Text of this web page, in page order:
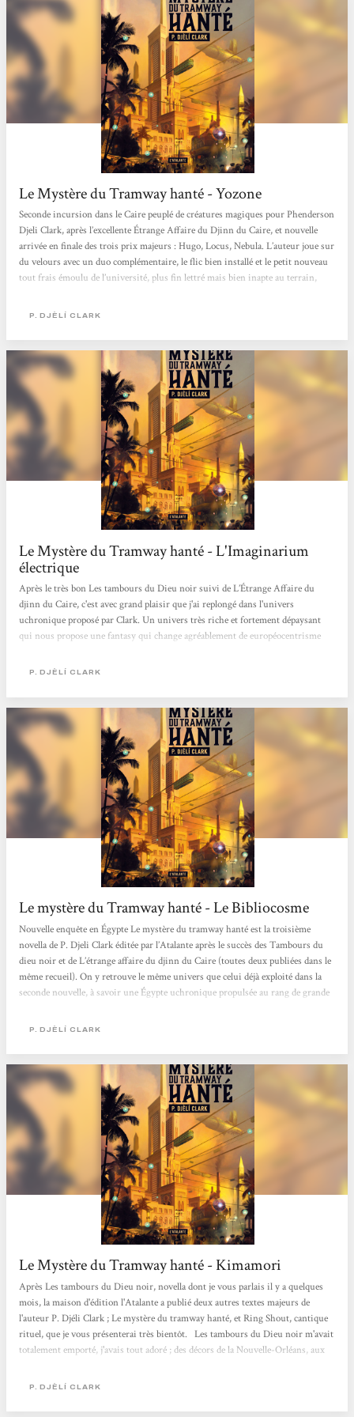
Le Mystère du Tramway hanté - Yozone
Seconde incursion dans le Caire peuplé de créatures magiques pour Phenderson
Djeli Clark, après l’excellente Étrange Affaire du Djinn du Caire, et nouvelle
arrivée en finale des trois prix majeurs : Hugo, Locus, Nebula. L’auteur joue sur
du velours avec un duo complémentaire, le flic bien installé et le petit nouveau
tout frais émoulu de l’université, plus fin lettré mais bien inapte au terrain,
d’Hamed tient dans le coût, exorbitant pour leur service, d’un exorciste,...
P. DJÈLÍ CLARK
Le Mystère du Tramway hanté - L'Imaginarium
électrique
Après le très bon Les tambours du Dieu noir suivi de L’Étrange Affaire du
djinn du Caire, c'est avec grand plaisir que j'ai replongé dans l'univers
uchronique proposé par Clark. Un univers très riche et fortement dépaysant
qui nous propose une fantasy qui change agréablement de européocentrisme
d'une Égypte débarrassée du joug colonial depuis que Djins, esprit et autres
Hamed et Onsi sont amenés à travailler ensemble...
P. DJÈLÍ CLARK
Le mystère du Tramway hanté - Le Bibliocosme
Nouvelle enquête en Égypte Le mystère du tramway hanté est la troisième
novella de P. Djeli Clark éditée par l’Atalante après le succès des Tambours du
dieu noir et de L’étrange affaire du djinn du Caire (toutes deux publiées dans le
même recueil). On y retrouve le même univers que celui déjà exploité dans la
seconde nouvelle, à savoir une Égypte uchronique propulsée au rang de grande
qui permit à la magie ainsi qu’à un tas...
P. DJÈLÍ CLARK
Le Mystère du Tramway hanté - Kimamori
Après Les tambours du Dieu noir, novella dont je vous parlais il y a quelques
mois, la maison d'édition l'Atalante a publié deux autres textes majeurs de
l'auteur P. Djéli Clark ; Le mystère du tramway hanté, et Ring Shout, cantique
rituel, que je vous présenterai très bientôt. Les tambours du Dieu noir m'avait
totalement emporté, j'avais tout adoré ; des décors de la Nouvelle-Orléans, aux
l'auteur. Je m'étais promise d'être de toutes ses prochaines sorties, c'est chose
P. DJÈLÍ CLARK